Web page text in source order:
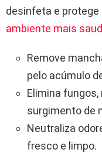
desinfeta e
ambiente mais
Remove
pelo acúmulo
Elimina
surgimento de
Neutraliza
fresco e limpo.